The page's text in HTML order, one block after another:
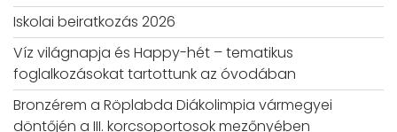
Iskolai beiratkozás 2026
Víz világnapja és Happy-hét – tematikus
foglalkozásokat tartottunk az óvodában
Bronzérem a Röplabda Diákolimpia vármegyei
döntőjén a III. korcsoportosok mezőnyében